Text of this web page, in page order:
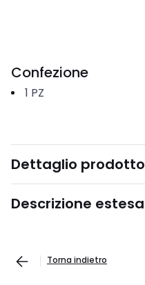
Confezione
1 PZ
Dettaglio prodotto
Descrizione estesa
Torna indietro